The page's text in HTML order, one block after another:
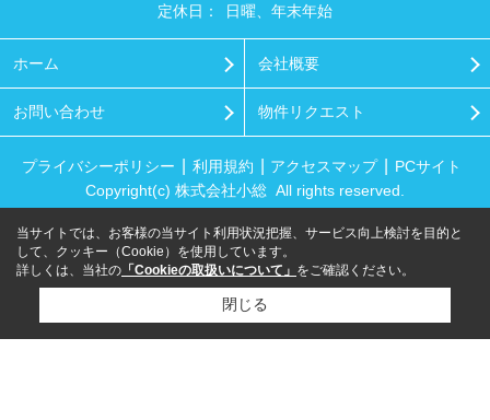
定休日：
日曜、年末年始
ホーム 会社概要
お問い合わせ 物件リクエスト
プライバシーポリシー 利用規約 アクセスマップ
PCサイト
Copyright(c) 株式会社小総 All rights reserved.
当サイトでは、お客様の当サイト利用状況把握、サービス向上検討を目的と
して、クッキー（Cookie）を使用しています。
詳しくは、当社の 「Cookieの取扱いについて」 をご確認ください。
閉じる